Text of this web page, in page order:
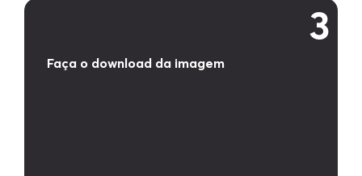
3
Faça o download da imagem